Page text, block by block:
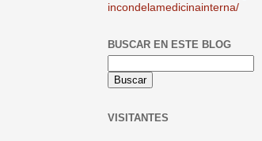
incondelamedicinainterna/
BUSCAR EN ESTE BLOG
VISITANTES